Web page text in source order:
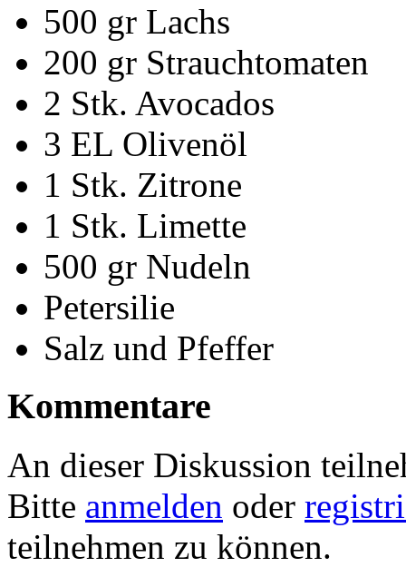
500 gr Lachs
200 gr Strauchtomaten
2 Stk. Avocados
3 EL Olivenöl
1 Stk. Zitrone
1 Stk. Limette
500 gr Nudeln
Petersilie
Salz und Pfeffer
Kommentare
An dieser Diskussion
Bitte anmelden oder
teilnehmen zu können.